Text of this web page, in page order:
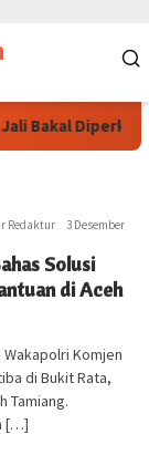
Bakal
Redaktur
3 Desember
Solusi
di Aceh
Wakapolri Komjen
di Bukit Rata,
Tamiang.
[…]